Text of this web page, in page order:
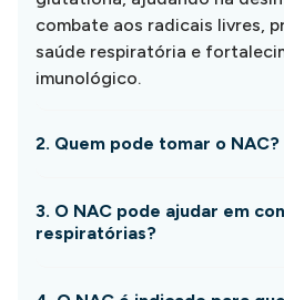
combate aos radicais livres,
saúde respiratória e
imunológico.
2. Quem pode tomar o NAC?
3. O NAC pode ajudar em condições
respiratórias?